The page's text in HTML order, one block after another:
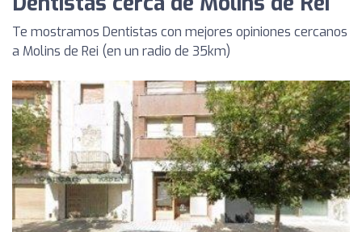
Te mostramos Dentistas con mejores opiniones cercanos
a Molins de Rei (en un radio de 35km)